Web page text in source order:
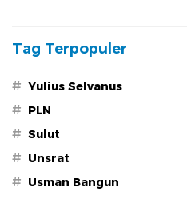
Tag Terpopuler
# Yulius Selvanus
# PLN
# Sulut
# Unsrat
# Usman Bangun